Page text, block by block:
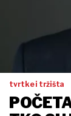
tvrtke i tržišta